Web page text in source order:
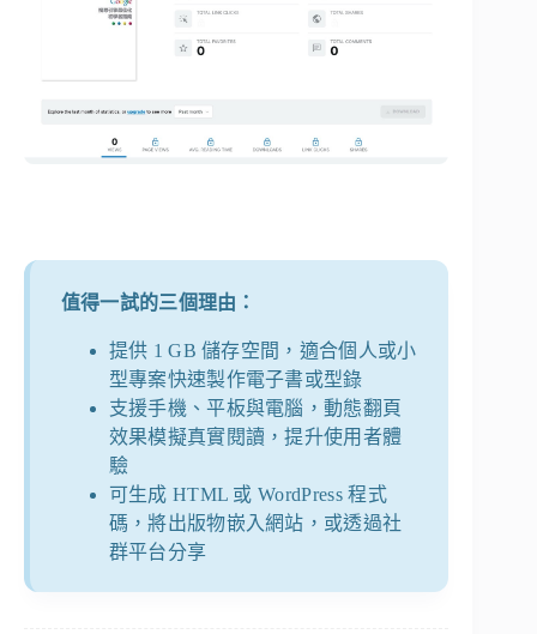
值得一試的三個理由：
提供 1 GB 儲存空間，適合個人或小
型專案快速製作電子書或型錄
支援手機、平板與電腦，動態翻頁
效果模擬真實閱讀，提升使用者體
驗
可生成 HTML 或 WordPress 程式
碼，將出版物嵌入網站，或透過社
群平台分享